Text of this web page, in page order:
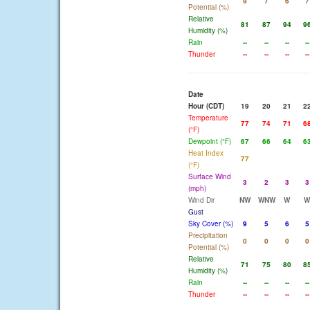
Potential (%)
Relative
Humidity (%)
81 87 94
Rain
-- -- --
--
Thunder
-- -- -- --
Date
Hour (CDT)
19 20 21
Temperature
(°F)
77 74 71
Dewpoint (°F)
67 66 64
Heat Index
(°F)
77
Surface Wind
(mph)
3 2 3
3
Wind Dir
NW WNW W
W
Gust
Sky Cover (%)
9 5 6
5
Precipitation
Potential (%)
0 0 0
0
Relative
Humidity (%)
71 75 80
Rain
-- -- --
--
Thunder
-- -- -- --